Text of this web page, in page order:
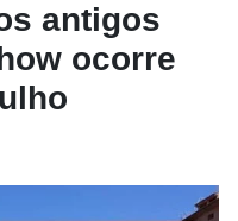
antigos
ocorre